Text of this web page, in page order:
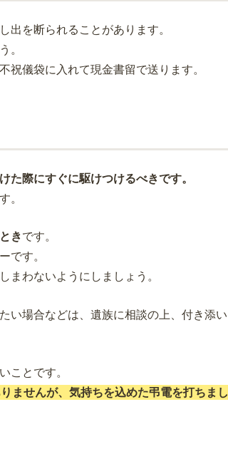
出を断られることがあります。
。
祝儀袋に入れて現金書留で送ります。
た際にすぐに駆けつけるべきです。
。
きです。
です。
まわないようにしましょう。
い場合などは、遺族に相談の上、付き添い
ことです。
ませんが、気持ちを込めた弔電を打ちまし